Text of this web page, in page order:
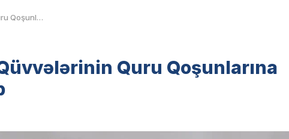
Zelenski Ukrayna Silahlı Qüvvələrinin Quru Qoşunlarına yeni komandan təyin edib
Quru Qoşunlarına